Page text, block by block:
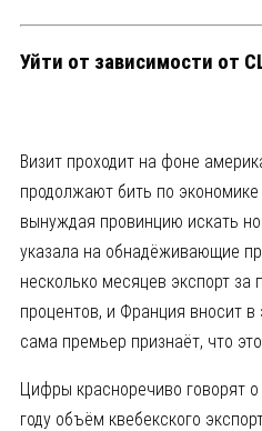
Уйти от зависимости от
Визит проходит на фоне
продолжают бить по
вынуждая провинцию искать
указала на обнадёживающие
несколько месяцев экспорт
процентов, и Франция вносит в
сама премьер признаёт, что
Цифры красноречиво говорят
году объём квебекского